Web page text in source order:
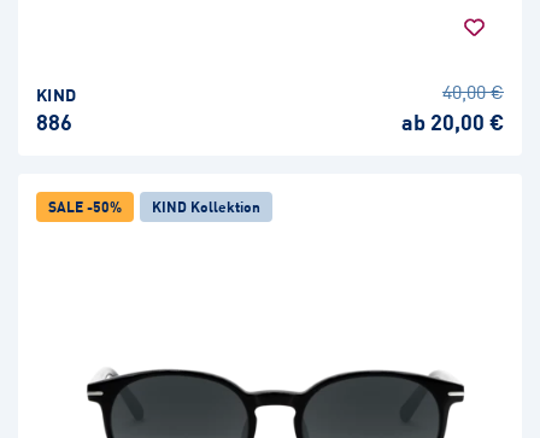
KIND
886
40,00 €
ab 20,00 €
SALE -50% KIND Kollektion